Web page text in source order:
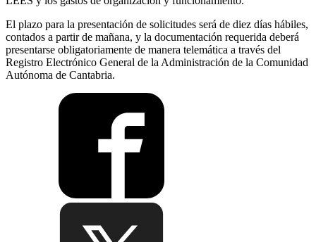
El plazo para la presentación de solicitudes será de diez días hábiles,
contados a partir de mañana, y la documentación requerida deberá
presentarse obligatoriamente de manera telemática a través del
Registro Electrónico General de la Administración de la Comunidad
Autónoma de Cantabria.